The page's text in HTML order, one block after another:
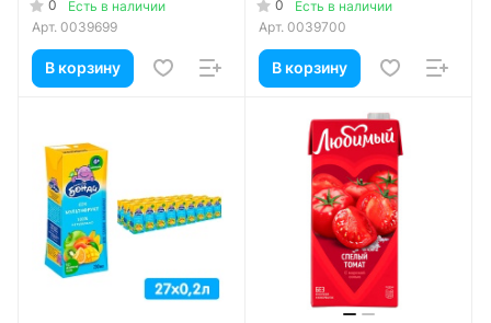
0
Есть в наличии
Арт. 0039699
В корзину
0
Есть в наличии
Арт. 0039700
В корзину